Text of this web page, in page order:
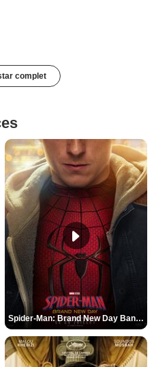
complet
Spider-Man: Brand New Day Bande-annonce VO STFR